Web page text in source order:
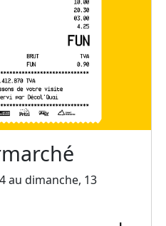
au dimanche, 13